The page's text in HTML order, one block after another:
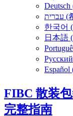
Deutsch
עברית (
한국어 (
日本語 (
Русский
Español
FIBC 散装
完整指南